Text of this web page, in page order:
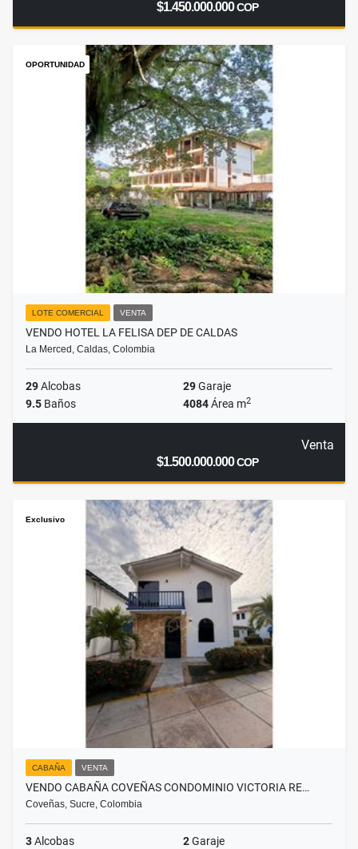
$1.450.000.000COP
OPORTUNIDAD
LOTE COMERCIAL VENTA
VENDO HOTEL LA FELISA DEP DE CALDAS
La Merced, Caldas, Colombia
29Alcobas 29Garaje
9.5 Baños 4084Área m2
Venta
$1.500.000.000COP
Exclusivo
CABAÑA VENTA
VENDO CABAÑA COVEÑAS CONDOMINIO VICTORIA RE…
Coveñas, Sucre, Colombia
3Alcobas 2Garaje